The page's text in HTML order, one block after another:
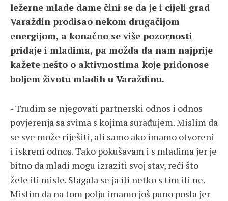
ležerne mlade dame čini se da je i cijeli grad
Varaždin prodisao nekom drugačijom
energijom, a konačno se više pozornosti
pridaje i mladima, pa možda da nam najprije
kažete nešto o aktivnostima koje pridonose
boljem životu mladih u Varaždinu.
- Trudim se njegovati partnerski odnos i odnos
povjerenja sa svima s kojima surađujem. Mislim da
se sve može riješiti, ali samo ako imamo otvoreni
i iskreni odnos. Tako pokušavam i s mladima jer je
bitno da mladi mogu izraziti svoj stav, reći što
žele ili misle. Slagala se ja ili netko s tim ili ne.
Mislim da na tom polju imamo još puno posla jer